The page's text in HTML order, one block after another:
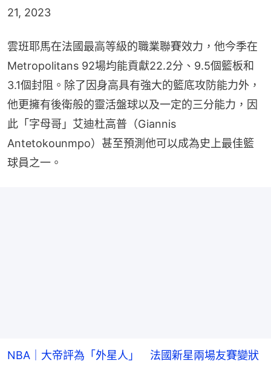
21, 2023
雲班耶馬在法國最高等級的職業聯賽效力，他今季在
Metropolitans 92場均能貢獻22.2分、9.5個籃板和
3.1個封阻。除了因身高具有強大的籃底攻防能力外，
他更擁有後衛般的靈活盤球以及一定的三分能力，因
此「字母哥」艾迪杜高普（Giannis
Antetokounmpo）甚至預測他可以成為史上最佳籃
球員之一。
NBA｜大帝評為「外星人」 法國新星兩場友賽變狀